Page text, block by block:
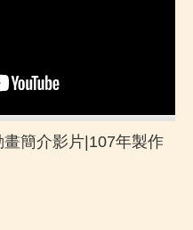
簡介影片|107年製作